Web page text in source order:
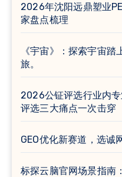
2026年沈阳远鼎塑业
家盘点梳理
《宇宙》：探索宇宙
旅。
2026公钲评选行业内
评选三大痛点一次击穿
GEO优化新赛道，选诚
标探云脑官网场景指南